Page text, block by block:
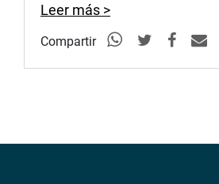
Facebook:https://goo.gl/s5t7XN
Twitter:https://goo.gl/iMywRR
Leer más >
Compartir